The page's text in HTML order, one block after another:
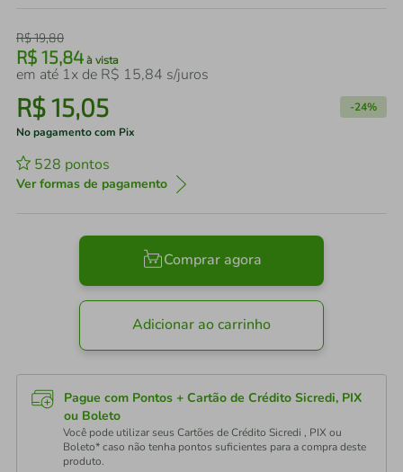
R$19,80
R$ 15,84 à vista
em até 1x de R$ 15,84 s/juros
R$15,05 -24%
No pagamento com Pix
528 pontos
Ver formas de pagamento
Comprar agora
Adicionar ao carrinho
Pague com Pontos + Cartão de Crédito Sicredi, PIX
ou Boleto
Você pode utilizar seus Cartões de Crédito Sicredi , PIX ou
Boleto* caso não tenha pontos suficientes para a compra deste
produto.